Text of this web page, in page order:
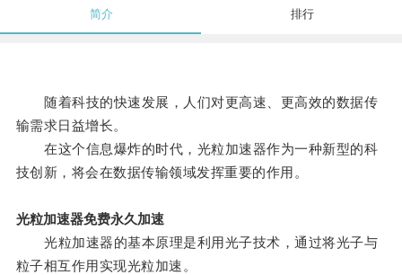
简介 排行
随着科技的快速发展，人们对更高速、更高效的数据传
输需求日益增长。
在这个信息爆炸的时代，光粒加速器作为一种新型的科
技创新，将会在数据传输领域发挥重要的作用。
光粒加速器免费永久加速
光粒加速器的基本原理是利用光子技术，通过将光子与
粒子相互作用实现光粒加速。